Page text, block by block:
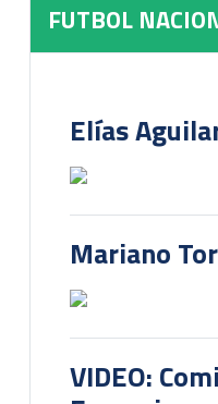
FUTBOL
Elías
Mariano
VIDEO: